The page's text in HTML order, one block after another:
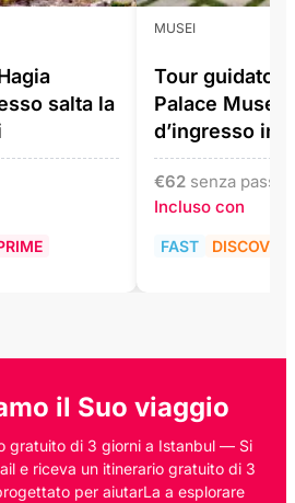
salta la
MUSEI
Tour guidato
Palace
d’ingresso
€62 senza pass
Incluso con
FAST DISCOVER
il Suo viaggio
gratuito di 3 giorni a Istanbul — Si
e riceva un itinerario gratuito di 3
per aiutarLa a esplorare